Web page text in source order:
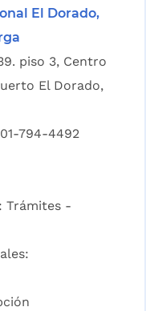
El Dorado,
piso 3, Centro
El Dorado,
794-4492
Trámites -